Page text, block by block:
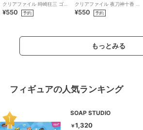
クリアファイル 時崎狂三 ゴシ
ックドール
¥550 予約
クリアファイル 夜刀神十香 ゴ
シックドール
¥550 予約
もっとみる
フィギュアの人気ランキング
SOAP STUDIO
￥1,320